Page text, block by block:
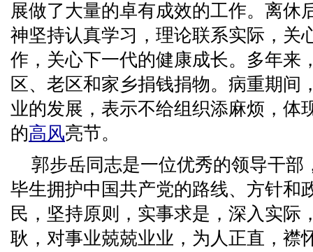
展做了大量的卓有成效的工作。离休
神坚持认真学习，理论联系实际，关
作，关心下一代的健康成长。多年来
区、老区和家乡捐钱捐物。病重期间
业的发展，表示不给组织添麻烦，体
的高风亮节。
郭步岳同志是一位优秀的领导干部
毕生拥护中国共产党的路线、方针和
民，坚持原则，实事求是，深入实际
耿，对事业兢兢业业，为人正直，襟